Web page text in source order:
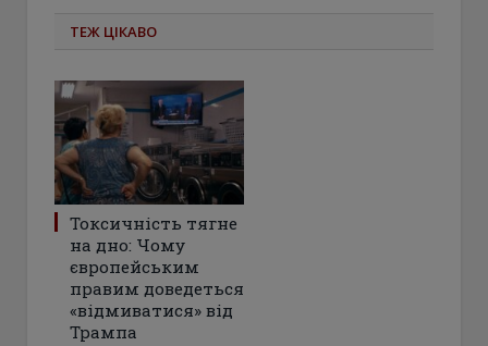
ТЕЖ ЦІКАВО
Токсичність тягне
на дно: Чому
європейським
правим доведеться
«відмиватися» від
Трампа